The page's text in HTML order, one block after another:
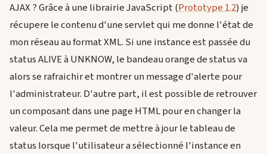
AJAX ? Grâce à une librairie JavaScript (Prototype 1.2) je
récupere le contenu d'une servlet qui me donne l'état de
mon réseau au format XML. Si une instance est passée du
status ALIVE à UNKNOW, le bandeau orange de status va
alors se rafraichir et montrer un message d'alerte pour
l'administrateur. D'autre part, il est possible de retrouver
un composant dans une page HTML pour en changer la
valeur. Cela me permet de mettre à jour le tableau de
status lorsque l'utilisateur a sélectionné l'instance en